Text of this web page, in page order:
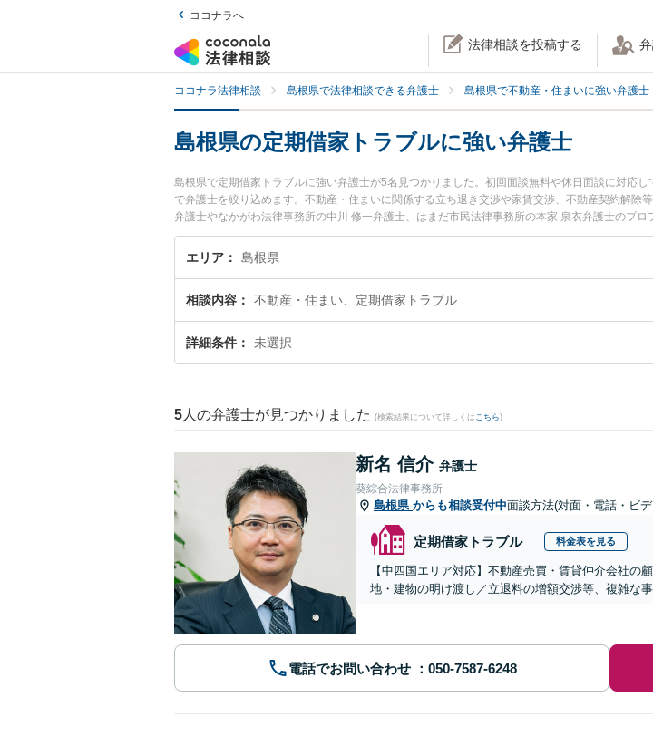
ココナラへ
法律相談を投稿する
ココナラ法律相談 島根県で法律相談できる弁護士 島根県で不動産・住まいに強い弁護士
島根県の定期借家トラブルに強い弁護士
島根県で定期借家トラブルに強い弁護士が5名見つかりました。初回面談無料や休日面談に対応
で弁護士を絞り込めます。不動産・住まいに関係する立ち退き交渉や家賃交渉、不動産契約解
弁護士やなかがわ法律事務所の中川 修一弁護士、はまだ市民法律事務所の本家 泉衣弁護士のプ
間に発生した定期借家トラブルのトラブルを今すぐに弁護士に相談したい』『定期借家トラブ
家トラブルを法律相談できる島根県内の弁護士に相談予約したい』などでお困りの相談者さんにお
エリア 島根県
相談内容 不動産・住まい、定期借家トラブル
詳細条件 未選択
5 人の弁護士が見つかりました (検索結果について詳しくは こちら)
新名 信介 弁護士
葵綜合法律事務所
島根県 からも相談受付中面談方法(対面・電話・ビ
定期借家トラブル 料金表を見る
【中四国エリア対応】不動産売買・賃貸仲介会社
地・建物の明け渡し／立退料の増額交渉等、複雑な
電話でお問い合わせ